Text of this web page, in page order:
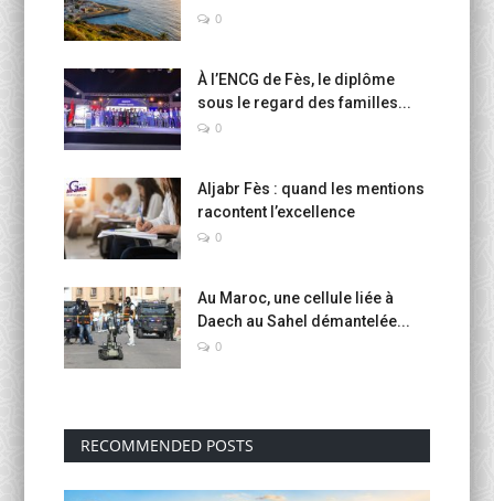
0
À l’ENCG de Fès, le diplôme
sous le regard des familles...
0
Aljabr Fès : quand les mentions
racontent l’excellence
0
Au Maroc, une cellule liée à
Daech au Sahel démantelée...
0
RECOMMENDED POSTS